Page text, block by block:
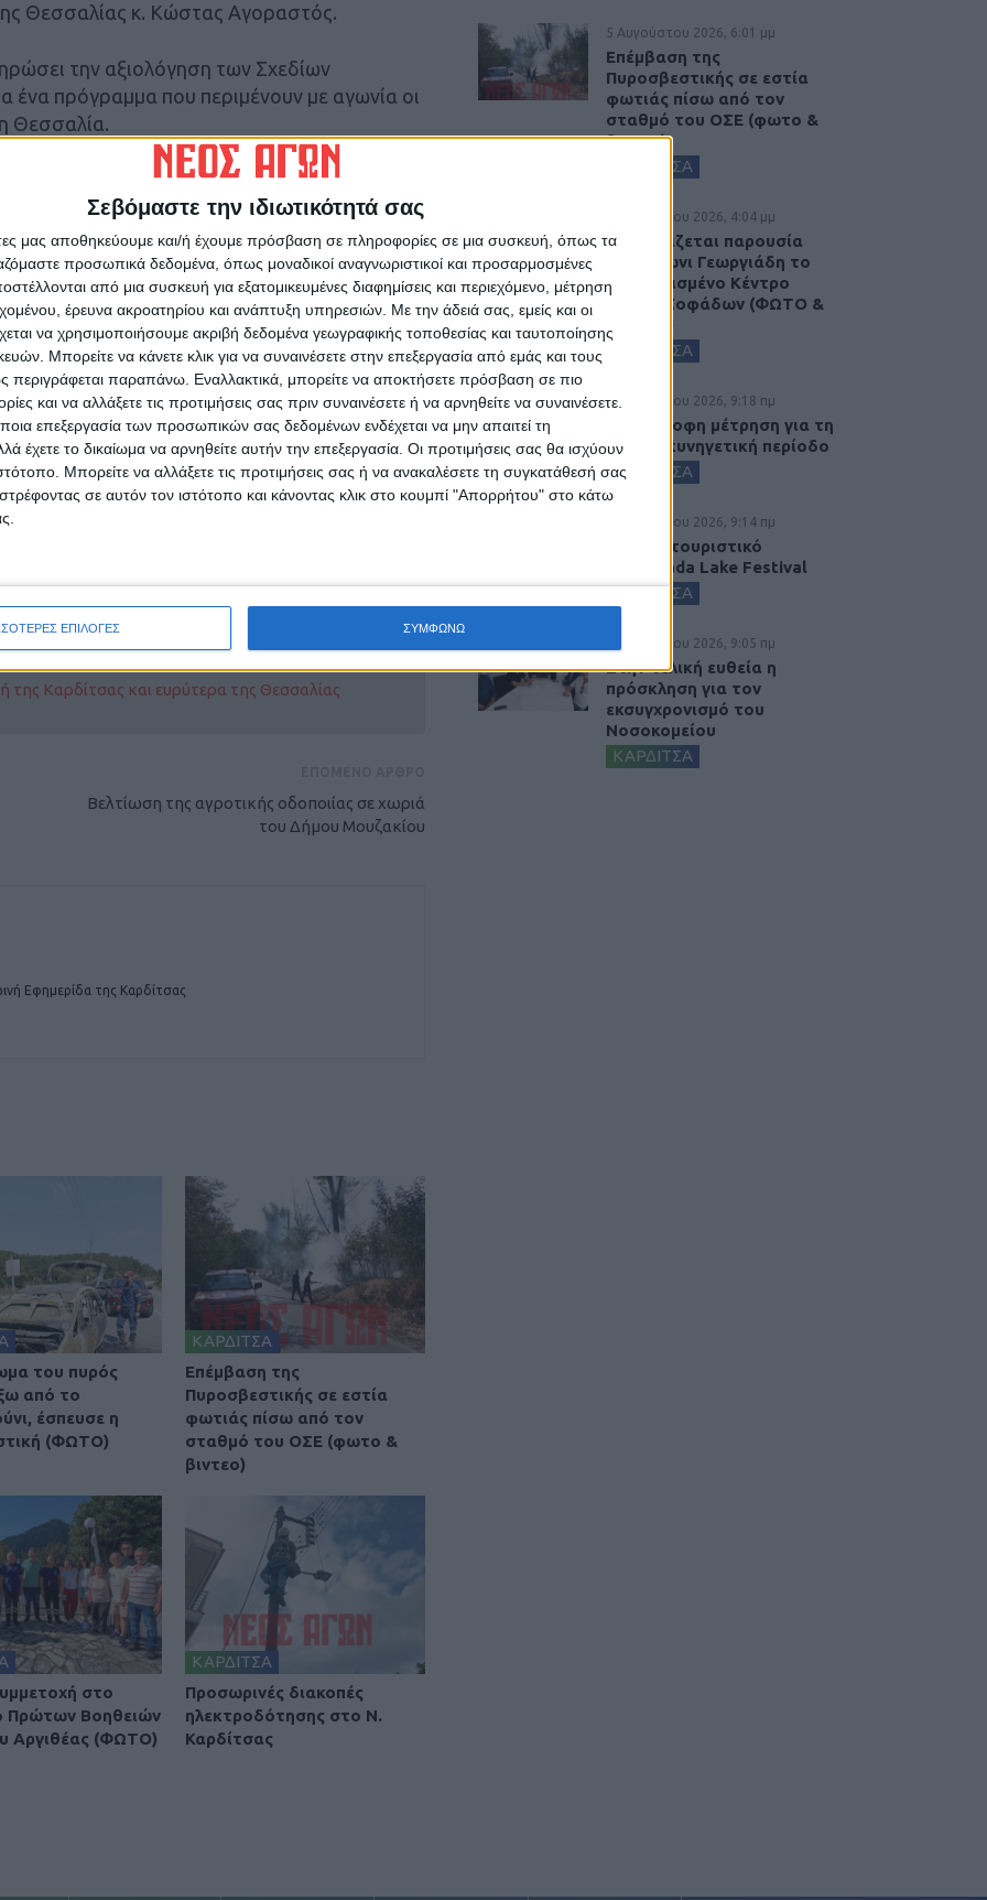
Σεβόμαστε την ιδιωτικότητά σας
μας αποθηκεύουμε και/ή έχουμε πρόσβαση σε πληροφορίες σε μια συσκευή, όπως τα
προσωπικά δεδομένα, όπως μοναδικοί αναγνωριστικοί και προσαρμοσμένες
από μια συσκευή για εξατομικευμένες διαφημίσεις και περιεχόμενο, μέτρηση
έρευνα ακροατηρίου και ανάπτυξη υπηρεσιών. Με την άδειά σας, εμείς και οι
να χρησιμοποιήσουμε ακριβή δεδομένα γεωγραφικής τοποθεσίας και ταυτοποίησης
Μπορείτε να κάνετε κλικ για να συναινέσετε στην επεξεργασία από εμάς και τους
περιγράφεται παραπάνω. Εναλλακτικά, μπορείτε να αποκτήσετε πρόσβαση σε πιο
και να αλλάξετε τις προτιμήσεις σας πριν συναινέσετε ή να αρνηθείτε να συναινέσετε.
επεξεργασία των προσωπικών σας δεδομένων ενδέχεται να μην απαιτεί τη
έχετε το δικαίωμα να αρνηθείτε αυτήν την επεξεργασία. Οι προτιμήσεις σας θα ισχύουν
Μπορείτε να αλλάξετε τις προτιμήσεις σας ή να ανακαλέσετε τη συγκατάθεσή σας
σε αυτόν τον ιστότοπο και κάνοντας κλικ στο κουμπί "Απορρήτου" στο κάτω
ΕΠΙΛΟΓΕΣ ΣΥΜΦΩΝΩ
Θεσσαλίας κ. Κώστας Αγοραστός.
την αξιολόγηση των Σχεδίων
ένα πρόγραμμα που περιμένουν με αγωνία οι
Θεσσαλία.
ευρώ και μετά την αξιοποίηση της
στα 65.073.554 ευρώ. Συνεπώς» επεσήμανε
ένταξης πολλών Σχεδίων Βελτίωσης και
ακόμη περισσοτέρους πόρους. Ευελπιστούμε
οι διαδικασίες και να πάμε σε μια
Προγράμματος που έχει σημαντικά οφέλη
την ενίσχυση και τον εκσυγχρονισμό
ο κ. Αγοραστός.
προκηρύχθηκαν Σχέδια Βελτίωσης ήταν το
παρέχεται, συντελεί ουσιαστικά στην
της αξιολόγησης και της ένταξης
ΝΕΟΣ ΑΓΩΝ στο Google News!
της Καρδίτσας και ευρύτερα της Θεσσαλίας
Βελτίωση της αγροτικής οδοποιίας σε χωριά
του Δήμου Μουζακίου
Εφημερίδα της Καρδίτσας
του πυρός
από το
έσπευσε η
(ΦΩΤΟ)
ΚΑΡΔΙΤΣΑ
Επέμβαση της
Πυροσβεστικής σε εστία
φωτιάς πίσω από τον
σταθμό του ΟΣΕ (φωτο &
βιντεο)
στο
Πρώτων Βοηθειών
Αργιθέας (ΦΩΤΟ)
ΚΑΡΔΙΤΣΑ
Προσωρινές διακοπές
ηλεκτροδότησης στο Ν.
Καρδίτσας
5 Αυγούστου 2026, 6:01 μμ
Επέμβαση της
Πυροσβεστικής σε εστία
φωτιάς πίσω από τον
σταθμό του ΟΣΕ (φωτο &
βιντεο)
ΚΑΡΔΙΤΣΑ
5 Αυγούστου 2026, 4:04 μμ
Εγκαινιάζεται παρουσία
του Άδωνι Γεωργιάδη το
ανακαινισμένο Κέντρο
Υγείας Σοφάδων (ΦΩΤΟ &
ΚΑΡΔΙΤΣΑ
5 Αυγούστου 2026, 9:18 πμ
Αντίστροφη μέτρηση για τη
φετινή κυνηγετική περίοδο
ΚΑΡΔΙΤΣΑ
5 Αυγούστου 2026, 9:14 πμ
3ο Οικοτουριστικό
Stefaniada Lake Festival
ΚΑΡΔΙΤΣΑ
5 Αυγούστου 2026, 9:05 πμ
Στην τελική ευθεία η
πρόσκληση για τον
εκσυγχρονισμό του
Νοσοκομείου
ΚΑΡΔΙΤΣΑ